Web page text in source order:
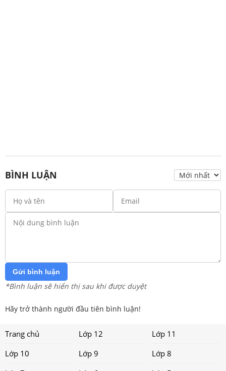
BÌNH LUẬN
Gửi bình luận
*Bình luận sẽ hiển thị sau khi được duyệt
Hãy trở thành người đầu tiên bình luận!
Trang chủ Lớp 12
Lớp 11
Lớp 10
Lớp 9
Lớp 8